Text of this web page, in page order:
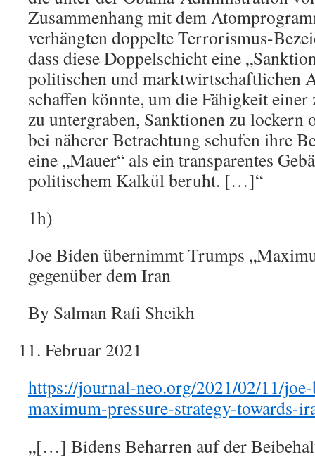
Zusammenhang mit dem
verhängten doppelte Terrorismus-
dass diese Doppelschicht eine
politischen und marktwirtschaftlichen
schaffen könnte, um die Fähigkeit
zu untergraben, Sanktionen zu lockern
bei näherer Betrachtung schufen ihre
eine „Mauer“ als ein transparentes
politischem Kalkül beruht. […]“
1h)
Joe Biden übernimmt Trumps
gegenüber dem Iran
By Salman Rafi Sheikh
Februar 2021
https://journal-neo.org/2021/02/11/
maximum-pressure-strategy-towards-
„[…] Bidens Beharren auf der